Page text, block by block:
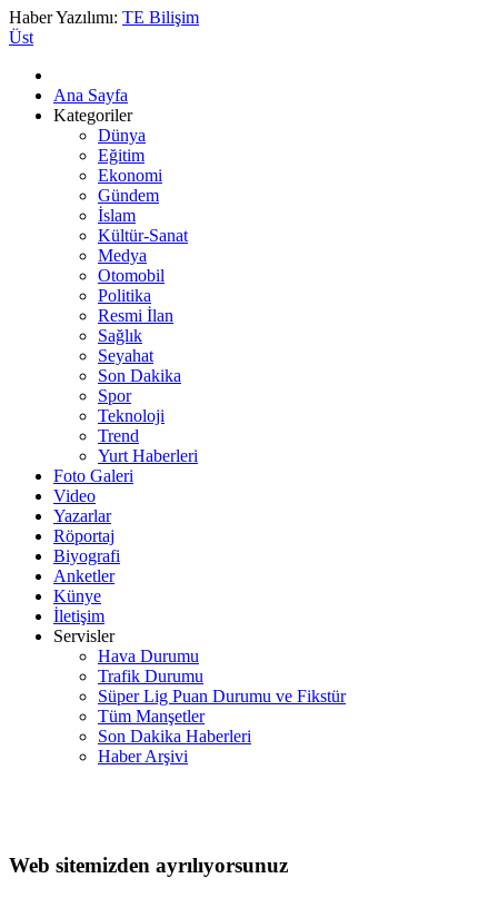
Haber Yazılımı: TE Bilişim
Üst
Ana Sayfa
Kategoriler
Dünya
Eğitim
Ekonomi
Gündem
İslam
Kültür-Sanat
Medya
Otomobil
Politika
Resmi İlan
Sağlık
Seyahat
Son Dakika
Spor
Teknoloji
Trend
Yurt Haberleri
Foto Galeri
Video
Yazarlar
Röportaj
Biyografi
Anketler
Künye
İletişim
Servisler
Hava Durumu
Trafik Durumu
Süper Lig Puan Durumu ve Fikstür
Tüm Manşetler
Son Dakika Haberleri
Haber Arşivi
Web sitemizden ayrılıyorsunuz